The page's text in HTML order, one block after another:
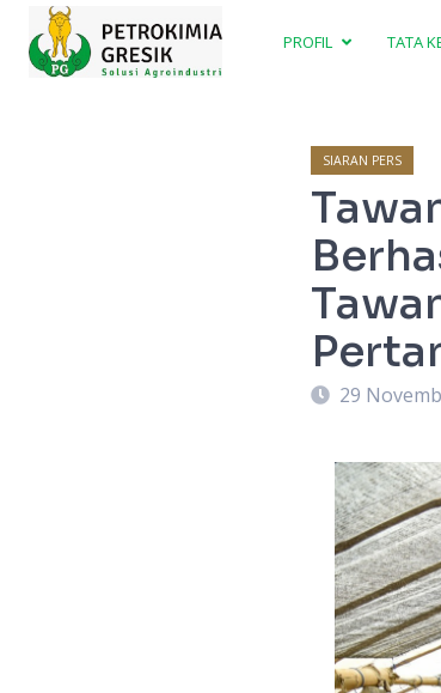
PROFIL TATA
SIARAN PERS
29